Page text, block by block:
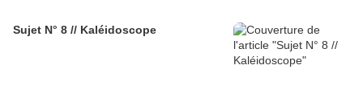
Sujet N° 8 // Kaléidoscope